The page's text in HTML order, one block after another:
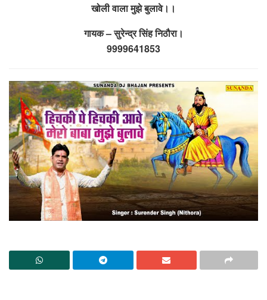
खोली वाला मुझे बुलावे।।
गायक – सुरेन्द्र सिंह निठौरा।
9999641853